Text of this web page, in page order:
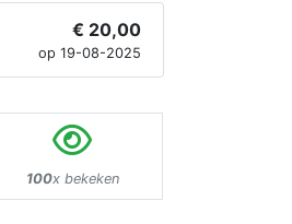
€ 20,00
op 19-08-2025
100x bekeken